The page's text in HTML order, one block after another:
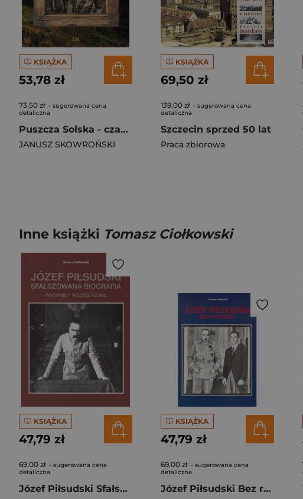
KSIĄŻKA
53,78 zł
73,50 zł - sugerowana cena
detaliczna
Puszcza Solska - czas krwi, czas pamięci
JANUSZ SKOWROŃSKI
KSIĄŻKA
69,50 zł
139,00 zł - sugerowana cena
detaliczna
Szczecin sprzed 50 lat
Praca zbiorowa
Inne książki Tomasz Ciołkowski
KSIĄŻKA
47,79 zł
69,00 zł - sugerowana cena
detaliczna
Józef Piłsudski Sfałszowana biografia
KSIĄŻKA
47,79 zł
69,00 zł - sugerowana cena
detaliczna
Józef Piłsudski Bez retuszu